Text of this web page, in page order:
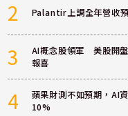
2 Palantir上調全年營收
3
AI概念股領軍 美股開
報喜
4
蘋果財測不如預期，AI
10%